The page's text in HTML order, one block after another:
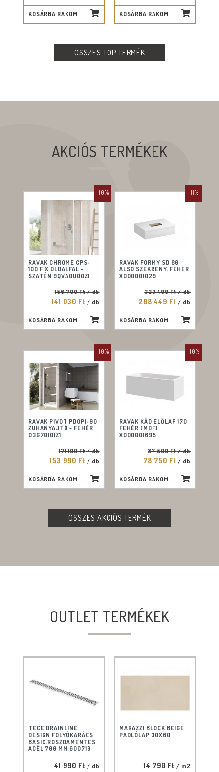
KOSÁRBA RAKOM KOSÁRBA RAKOM
ÖSSZES TOP TERMÉK
AKCIÓS TERMÉKEK
-10%
RAVAK CHROME CPS-
100 FIX OLDALFAL -
SZATÉN 9QVA0U00Z1
156 700 Ft/ db
141 030 Ft / db
KOSÁRBA RAKOM
-11%
RAVAK FORMY SD 80
ALSÓ SZEKRÉNY, FEHÉR
X000001029
320 499 Ft/ db
288 449 Ft / db
KOSÁRBA RAKOM
-10%
RAVAK PIVOT PDOP1-90
ZUHANYAJTÓ - FEHÉR
03G70101Z1
171 100 Ft/ db
153 990 Ft / db
KOSÁRBA RAKOM
-10%
RAVAK KÁD ELŐLAP 170
FEHÉR (MDF)
X000001695
87 500 Ft/ db
78 750 Ft / db
KOSÁRBA RAKOM
ÖSSZES AKCIÓS TERMÉK
OUTLET TERMÉKEK
TECE DRAINLINE
DESIGN FOLYÓKARÁCS
BASIC,ROSZDAMENTES
ACÉL 700 MM 600710
41 990 Ft / db
MARAZZI BLOCK BEIGE
PADLÓLAP 30X60
14 790 Ft / m2